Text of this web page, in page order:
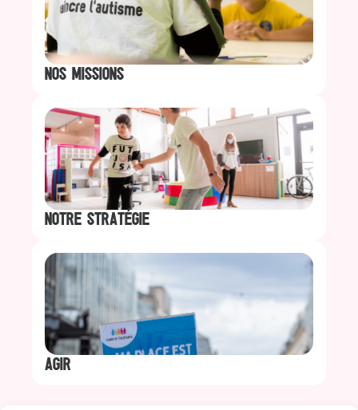
NOS MISSIONS
NOTRE STRATÉGIE
AGIR